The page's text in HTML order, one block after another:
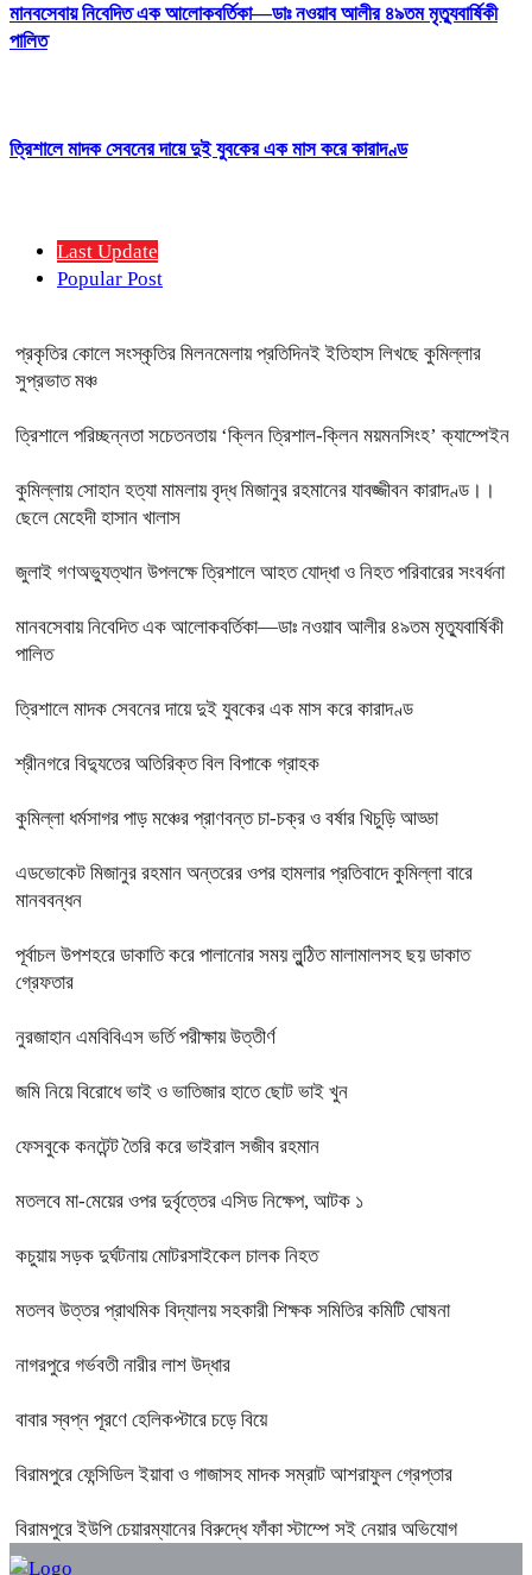
মানবসেবায় নিবেদিত এক আলোকবর্তিকা—ডাঃ নওয়াব আলীর ৪৯তম মৃত্যুবার্ষিকী
পালিত
ত্রিশালে মাদক সেবনের দায়ে দুই যুবকের এক মাস করে কারাদণ্ড
Last Update
Popular Post
প্রকৃতির কোলে সংস্কৃতির মিলনমেলায় প্রতিদিনই ইতিহাস লিখছে কুমিল্লার
সুপ্রভাত মঞ্চ
ত্রিশালে পরিচ্ছন্নতা সচেতনতায় ‘ক্লিন ত্রিশাল-ক্লিন ময়মনসিংহ’ ক্যাম্পেইন
কুমিল্লায় সোহান হত্যা মামলায় বৃদ্ধ মিজানুর রহমানের যাবজ্জীবন কারাদণ্ড।।
ছেলে মেহেদী হাসান খালাস
জুলাই গণঅভ্যুত্থান উপলক্ষে ত্রিশালে আহত যোদ্ধা ও নিহত পরিবারের সংবর্ধনা
মানবসেবায় নিবেদিত এক আলোকবর্তিকা—ডাঃ নওয়াব আলীর ৪৯তম মৃত্যুবার্ষিকী
পালিত
ত্রিশালে মাদক সেবনের দায়ে দুই যুবকের এক মাস করে কারাদণ্ড
শ্রীনগরে বিদ্যুতের অতিরিক্ত বিল বিপাকে গ্রাহক
কুমিল্লা ধর্মসাগর পাড় মঞ্চের প্রাণবন্ত চা-চক্র ও বর্ষার খিচুড়ি আড্ডা
এডভোকেট মিজানুর রহমান অন্তরের ওপর হামলার প্রতিবাদে কুমিল্লা বারে
মানববন্ধন
পূর্বাচল উপশহরে ডাকাতি করে পালানোর সময় লুন্ঠিত মালামালসহ ছয় ডাকাত
গ্রেফতার
নুরজাহান এমবিবিএস ভর্তি পরীক্ষায় উত্তীর্ণ
জমি নিয়ে বিরোধে ভাই ও ভাতিজার হাতে ছোট ভাই খুন
ফেসবুকে কনটেন্ট তৈরি করে ভাইরাল সজীব রহমান
মতলবে মা-মেয়ের ওপর দুর্বৃত্তের এসিড নিক্ষেপ, আটক ১
কচুয়ায় সড়ক দুর্ঘটনায় মোটরসাইকেল চালক নিহত
মতলব উত্তর প্রাথমিক বিদ্যালয় সহকারী শিক্ষক সমিতির কমিটি ঘোষনা
নাগরপুরে গর্ভবতী নারীর লাশ উদ্ধার
বাবার স্বপ্ন পূরণে হেলিকপ্টারে চড়ে বিয়ে
বিরামপুরে ফেন্সিডিল ইয়াবা ও গাজাসহ মাদক সম্রাট আশরাফুল গ্রেপ্তার
বিরামপুরে ইউপি চেয়ারম্যানের বিরুদ্ধে ফাঁকা স্টাম্পে সই নেয়ার অভিযোগ